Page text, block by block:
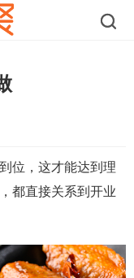
位，这才能达到理
都直接关系到开业